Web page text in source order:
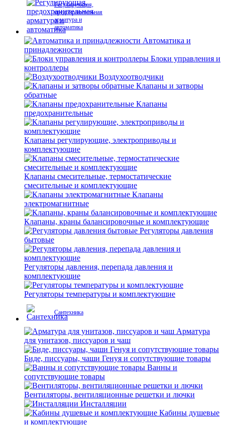
Регулирующая,
предохранительная
арматура и
автоматика
Автоматика и
принадлежности
Блоки управления и
контроллеры
Воздухоотводчики
Клапаны и затворы
обратные
Клапаны
предохранительные
Клапаны регулирующие, электроприводы и
комплектующие
Клапаны смесительные, термостатические
смесительные и комплектующие
Клапаны
электромагнитные
Клапаны, краны балансировочные и комплектующие
Регуляторы давления
бытовые
Регуляторы давления, перепада давления и
комплектующие
Регуляторы температуры и комплектующие
Сантехника
Арматура
для унитазов, писсуаров и чаш
Биде, писсуары, чаши Генуя и сопутствующие товары
Ванны и
сопутствующие товары
Вентиляторы, вентиляционные решетки и лючки
Инсталляции
Кабины душевые
и комплектующие